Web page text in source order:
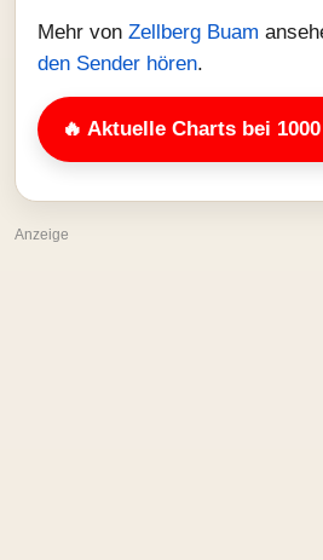
Mehr von Zellberg Buam
den Sender hören.
🔥 Aktuelle Charts bei
Anzeige